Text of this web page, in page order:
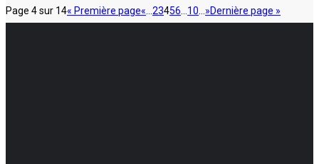
Page 4 sur 14« Première page«…23456…10…»Dernière page »